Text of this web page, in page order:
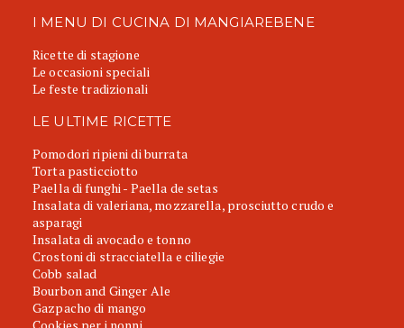
I MENU DI CUCINA DI MANGIAREBENE
Ricette di stagione
Le occasioni speciali
Le feste tradizionali
LE ULTIME RICETTE
Pomodori ripieni di burrata
Torta pasticciotto
Paella di funghi - Paella de setas
Insalata di valeriana, mozzarella, prosciutto crudo e
asparagi
Insalata di avocado e tonno
Crostoni di stracciatella e ciliegie
Cobb salad
Bourbon and Ginger Ale
Gazpacho di mango